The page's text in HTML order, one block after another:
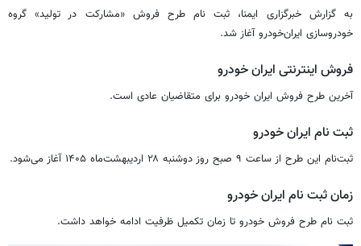
به گزارش خبرگزاری ایمنا، ثبت نام طرح فروش «مشارکت در تولید» گروه
خودروسازی ایران‌خودرو آغاز شد.
فروش اینترنتی ایران خودرو
آخرین طرح فروش ایران خودرو برای متقاضیان عادی است.
ثبت نام ایران خودرو
ثبت‌نام این طرح از ساعت ۹ صبح روز دوشنبه ۲۸ اردیبهشت‌ماه ۱۴۰۵ آغاز می‌شود.
زمان ثبت نام ایران خودرو
ثبت نام طرح فروش خودرو تا زمان تکمیل ظرفیت ادامه خواهد داشت.